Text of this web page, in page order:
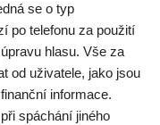
se o typ
po telefonu za použití
hlasu. Vše za
od uživatele, jako jsou
informace.
spáchání jiného